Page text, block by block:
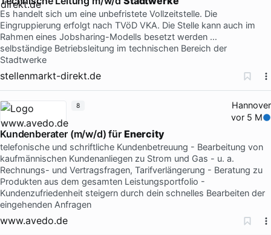
Es handelt sich um eine unbefristete Vollzeitstelle. Die
Eingruppierung erfolgt nach TVöD VKA. Die Stelle kann auch im
Rahmen eines Jobsharing-Modells besetzt werden …
selbständige Betriebsleitung im technischen Bereich der
Stadtwerke
stellenmarkt-direkt.de
Hannover
vor 5 M
Kundenberater (m/w/d) für Enercity
telefonische und schriftliche Kundenbetreuung - Bearbeitung von
kaufmännischen Kundenanliegen zu Strom und Gas - u. a.
Rechnungs- und Vertragsfragen, Tarifverlängerung - Beratung zu
Produkten aus dem gesamten Leistungsportfolio -
Kundenzufriedenheit steigern durch dein schnelles Bearbeiten der
eingehenden Anfragen
www.avedo.de
8